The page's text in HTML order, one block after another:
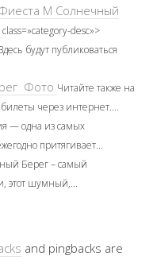
М Солнечный
class=»category-desc»>
будут публиковаться
Фото Читайте также на
через интернет....
— одна из самых
притягивает...
Берег – самый
этот шумный,...
and pingbacks are